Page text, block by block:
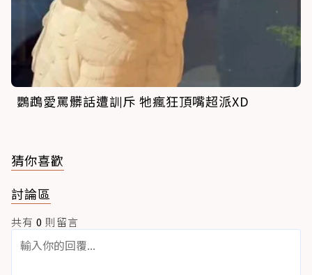
鸚鵡愛罵髒話遭訓斥 牠瘋狂頂嘴超派XD
猜你喜歡
討論區
共有 0 則留言